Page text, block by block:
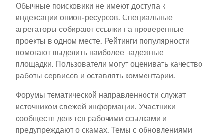
Обычные поисковики не имеют доступа к
индексации онион-ресурсов. Специальные
агрегаторы собирают ссылки на проверенные
проекты в одном месте. Рейтинги популярности
помогают выделить наиболее надежные
площадки. Пользователи могут оценивать качество
работы сервисов и оставлять комментарии.
Форумы тематической направленности служат
источником свежей информации. Участники
сообществ делятся рабочими ссылками и
предупреждают о скамах. Темы с обновлениями